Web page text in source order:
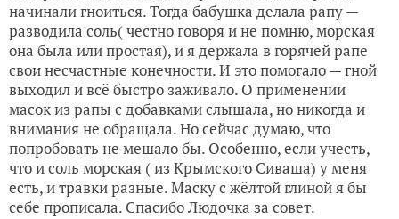
начинали гноиться. Тогда бабушка делала рапу —
разводила соль( честно говоря и не помню, морская
она была или простая), и я держала в горячей рапе
свои несчастные конечности. И это помогало — гной
выходил и всё быстро заживало. О применении
масок из рапы с добавками слышала, но никогда и
внимания не обращала. Но сейчас думаю, что
попробовать не мешало бы. Особенно, если учесть,
что и соль морская ( из Крымского Сиваша) у меня
есть, и травки разные. Маску с жёлтой глиной я бы
себе прописала. Спасибо Людочка за совет.